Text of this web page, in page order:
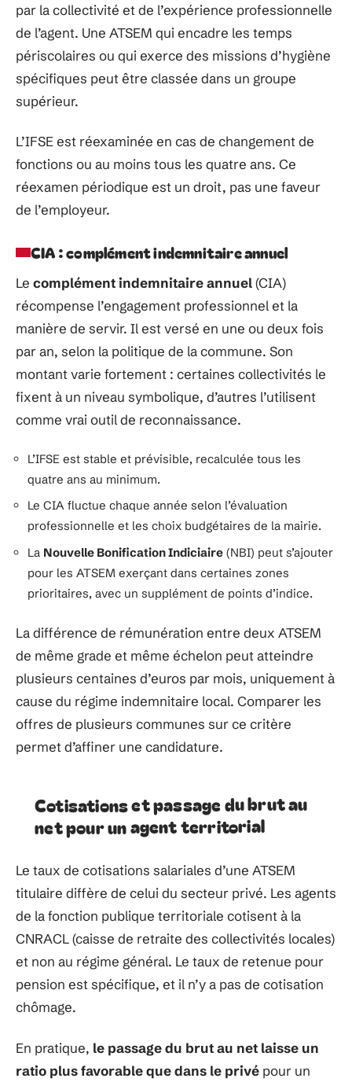
par la collectivité et de l’expérience professionnelle
de l’agent. Une ATSEM qui encadre les temps
périscolaires ou qui exerce des missions d’hygiène
spécifiques peut être classée dans un groupe
supérieur.
L’IFSE est réexaminée en cas de changement de
fonctions ou au moins tous les quatre ans. Ce
réexamen périodique est un droit, pas une faveur
de l’employeur.
CIA : complément indemnitaire annuel
Le complément indemnitaire annuel(CIA)
récompense l’engagement professionnel et la
manière de servir. Il est versé en une ou deux fois
par an, selon la politique de la commune. Son
montant varie fortement : certaines collectivités le
fixent à un niveau symbolique, d’autres l’utilisent
comme vrai outil de reconnaissance.
L’IFSE est stable et prévisible, recalculée tous les
quatre ans au minimum.
Le CIA fluctue chaque année selon l’évaluation
professionnelle et les choix budgétaires de la mairie.
La Nouvelle Bonification Indiciaire (NBI) peut s’ajouter
pour les ATSEM exerçant dans certaines zones
prioritaires, avec un supplément de points d’indice.
La différence de rémunération entre deux ATSEM
de même grade et même échelon peut atteindre
plusieurs centaines d’euros par mois, uniquement à
cause du régime indemnitaire local. Comparer les
offres de plusieurs communes sur ce critère
permet d’affiner une candidature.
Cotisations et passage du brut au
net pour un agent territorial
Le taux de cotisations salariales d’une ATSEM
titulaire diffère de celui du secteur privé. Les agents
de la fonction publique territoriale cotisent à la
CNRACL (caisse de retraite des collectivités locales)
et non au régime général. Le taux de retenue pour
pension est spécifique, et il n’y a pas de cotisation
chômage.
En pratique, le passage du brut au net laisse un
ratio plus favorable que dans le privé pour un